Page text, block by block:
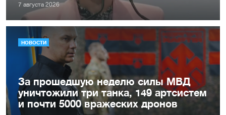
7 августа 2026
НОВОСТИ
За прошедшую неделю силы МВД
уничтожили три танка, 149 артсистем
и почти 5000 вражеских дронов